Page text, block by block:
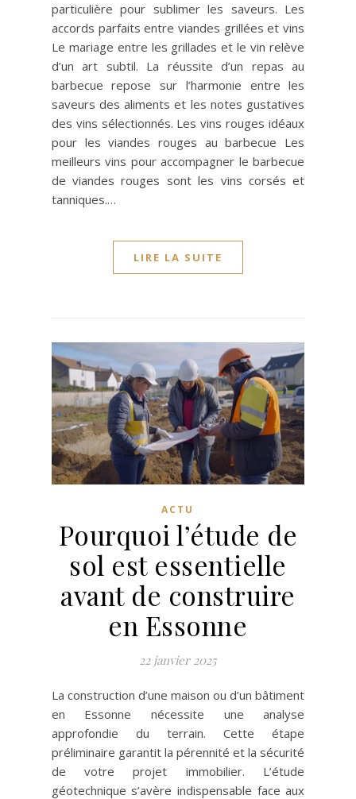
particulière pour sublimer les saveurs. Les
accords parfaits entre viandes grillées et vins
Le mariage entre les grillades et le vin relève
d’un art subtil. La réussite d’un repas au
barbecue repose sur l’harmonie entre les
saveurs des aliments et les notes gustatives
des vins sélectionnés. Les vins rouges idéaux
pour les viandes rouges au barbecue Les
meilleurs vins pour accompagner le barbecue
de viandes rouges sont les vins corsés et
tanniques.…
LIRE LA SUITE
ACTU
Pourquoi l’étude de
sol est essentielle
avant de construire
en Essonne
22 janvier 2025
La construction d’une maison ou d’un bâtiment
en Essonne nécessite une analyse
approfondie du terrain. Cette étape
préliminaire garantit la pérennité et la sécurité
de votre projet immobilier. L’étude
géotechnique s’avère indispensable face aux